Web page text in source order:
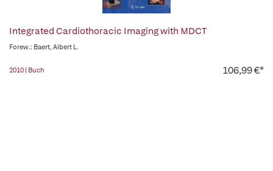
Integrated Cardiothoracic Imaging with MDCT
Forew.: Baert, Albert L.
2010 | Buch 106,99 €*